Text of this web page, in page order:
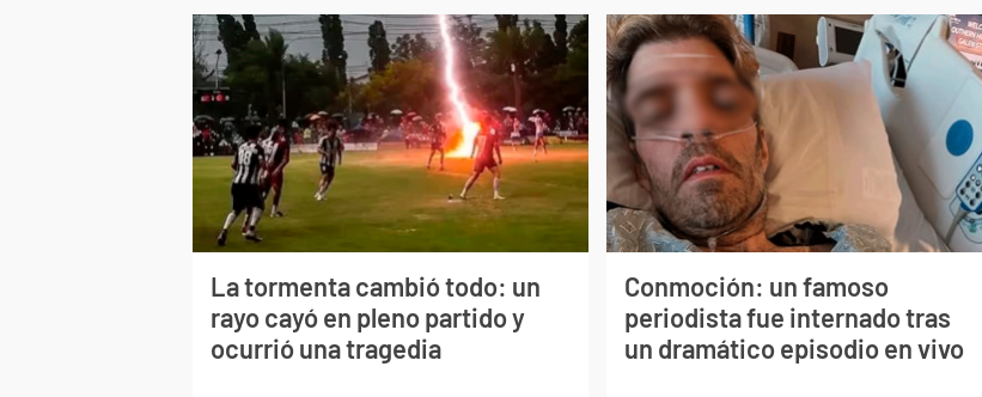
La tormenta cambió todo: un
rayo cayó en pleno partido y
ocurrió una tragedia
Conmoción: un famoso
periodista fue internado tras
un dramático episodio en vivo